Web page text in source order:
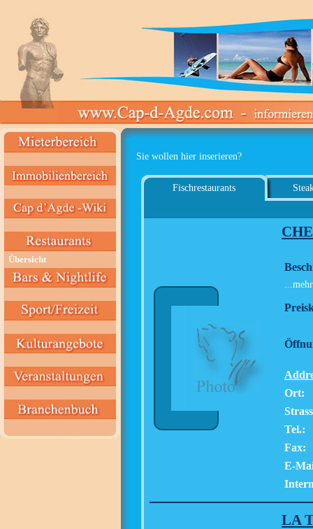
Übersicht
Sie wollen hier inserieren?
Fischrestaurants
...mehr
Ort:
Tel.:
Fax:
E-
LA